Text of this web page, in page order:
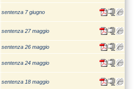
sentenza 7 giugno
sentenza 27 maggio
sentenza 26 maggio
sentenza 24 maggio
sentenza 18 maggio